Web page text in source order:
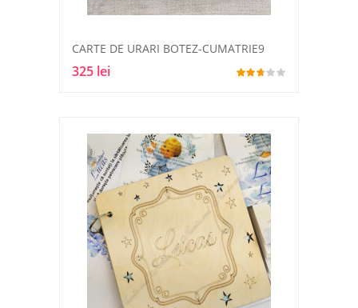
CARTE DE URARI BOTEZ-CUMATRIE9
325 lei